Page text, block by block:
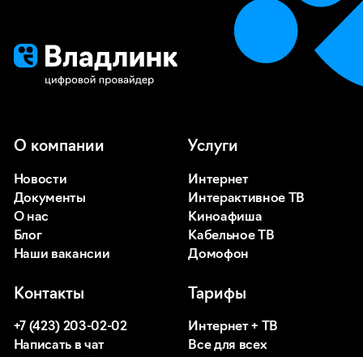
О компании
Новости
Документы
О нас
Блог
Наши вакансии
Услуги
Интернет
Интерактивное ТВ
Киноафиша
Кабельное ТВ
Домофон
Тарифы
Интернет + ТВ
Все для всех
Контакты
+7 (423) 203-02-02
Написать в чат